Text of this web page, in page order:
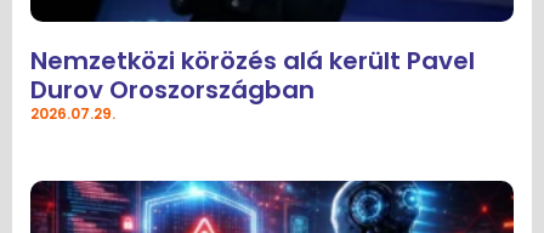
Nemzetközi körözés alá került Pavel
Durov Oroszországban
2026.07.29.